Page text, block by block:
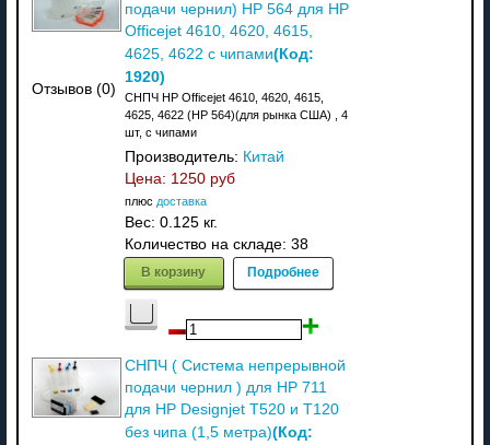
Отзывов (0)
подачи чернил) HP 564 для HP
Officejet 4610, 4620, 4615,
4625, 4622 c чипами(Код:
1920)
СНПЧ HP Officejet 4610, 4620, 4615,
4625, 4622 (HP 564)(для рынка США) , 4
шт, c чипами
Производитель: Китай
Цена: 1250 руб
плюс доставка
Вес: 0.125 кг.
Количество на складе: 38
В корзину Подробнее
СНПЧ ( Система непрерывной
подачи чернил ) для HP 711
для HP Designjet T520 и T120
без чипа (1,5 метра)(Код: